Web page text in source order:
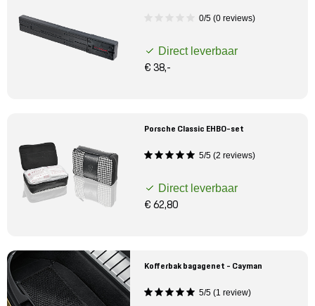
Meer Porsche
Porsche informatie
0/5 (0 reviews)
Direct leverbaar
€ 38,-
Porsche Classic EHBO-set
5/5 (2 reviews)
Direct leverbaar
€ 62,80
Kofferbak bagagenet - Cayman
5/5 (1 review)